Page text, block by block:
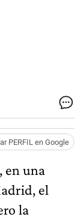
PERFIL en Google
en una
el
la